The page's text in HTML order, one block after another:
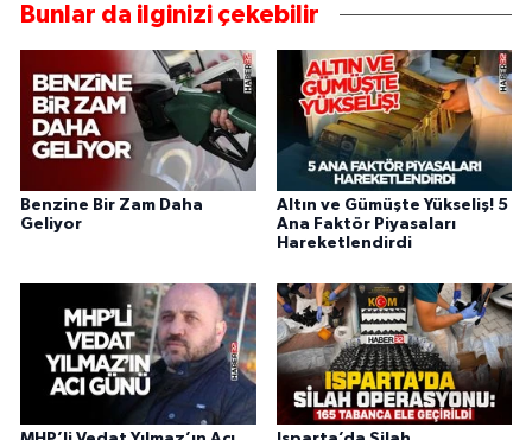
Bunlar da ilginizi çekebilir
Benzine Bir Zam Daha
Geliyor
Altın ve Gümüşte Yükseliş! 5
Ana Faktör Piyasaları
Hareketlendirdi